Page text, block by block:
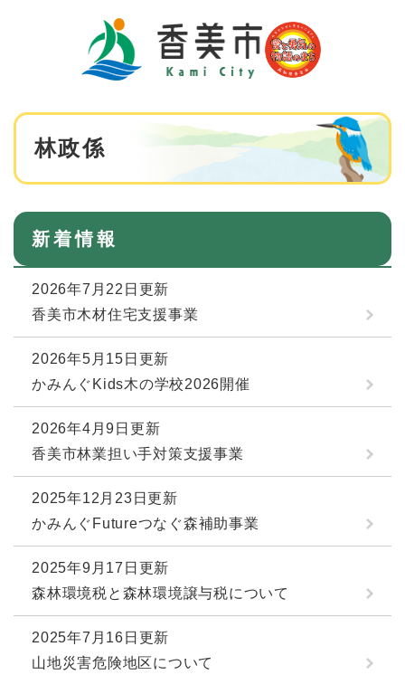
本
林政係
新着情報
2026年7月22日更新
香美市木材住宅支援事業
2026年5月15日更新
かみんぐKids木の学校2026開催
2026年4月9日更新
香美市林業担い手対策支援事業
2025年12月23日更新
かみんぐFutureつなぐ森補助事業
2025年9月17日更新
森林環境税と森林環境譲与税について
2025年7月16日更新
山地災害危険地区について